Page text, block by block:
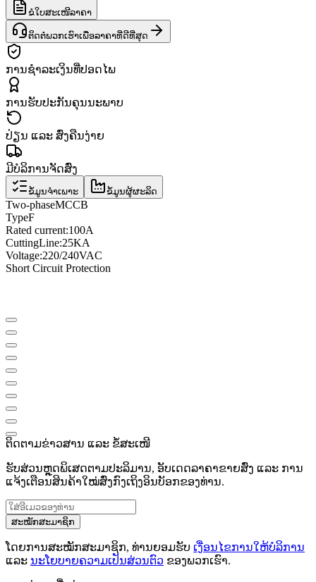
ຂໍໃບສະເໜີລາຄາ
ຕິດຕໍ່ພວກເຮົາເພື່ອລາຄາທີ່ດີທີ່ສຸດ
ການຊຳລະເງິນທີ່ປອດໄພ
ການຮັບປະກັນຄຸນນະພາບ
ປ່ຽນ ແລະ ສົ່ງຄືນງ່າຍ
ມີບໍລິການຈັດສົ່ງ
ຂໍ້ມູນຈຳເພາະ ຂໍ້ມູນຜູ້ຜະລິດ
Two-phaseMCCB
TypeF
Rated current:100A
CuttingLine:25KA
Voltage:220/240VAC
Short Circuit Protection
ຕິດຕາມຂ່າວສານ ແລະ ຂໍ້ສະເໜີ
ຮັບສ່ວນຫຼຸດພິເສດຕາມປະລິມານ, ອັບເດດລາຄາຂາຍສົ່ງ ແລະ ການ
ແຈ້ງເຕືອນສິນຄ້າໃໝ່ສົ່ງກົງເຖິງອິນບັອກຂອງທ່ານ.
ສະໝັກສະມາຊິກ
ໂດຍການສະໝັກສະມາຊິກ, ທ່ານຍອມຮັບ ເງື່ອນໄຂການໃຫ້ບໍລິການ
ແລະ ນະໂຍບາຍຄວາມເປັນສ່ວນຕົວ ຂອງພວກເຮົາ.